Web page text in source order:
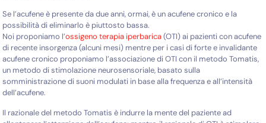
Se l’acufene è presente da due anni, ormai, è un acufene cronico e la
possibilità di eliminarlo è piuttosto bassa.
Noi proponiamo l’ossigeno terapia iperbarica(OTI) ai pazienti con acufene
di recente insorgenza (alcuni mesi) mentre per i casi di forte e invalidante
acufene cronico proponiamo l’associazione di OTI con il metodo Tomatis,
un metodo di stimolazione neurosensoriale, basato sulla
somministrazione di suoni modulati in base alla frequenza e all’intensità
dell’acufene.
Il razionale del metodo Tomatis è indurre la mente del paziente ad